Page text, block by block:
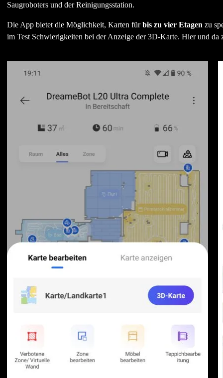
Saugroboters und der Reinigungsstation.
Die App bietet die Möglichkeit, Karten fürbis zu vier Etagen zu
im Test Schwierigkeiten bei der Anzeige der 3D-Karte. Hier und